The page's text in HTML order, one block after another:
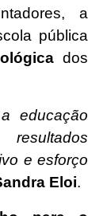
a
pública
dos
educação
e esforço
Eloi.